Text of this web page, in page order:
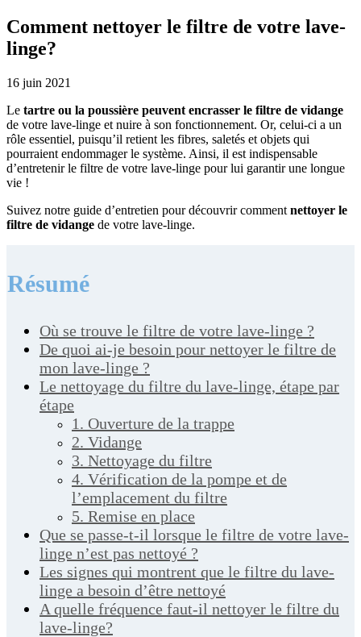
Comment nettoyer le filtre de votre lave-
linge?
16 juin 2021
Le tartre ou la poussière peuvent encrasser le filtre de vidange
de votre lave-linge et nuire à son fonctionnement. Or, celui-ci a un
rôle essentiel, puisqu’il retient les fibres, saletés et objets qui
pourraient endommager le système. Ainsi, il est indispensable
d’entretenir le filtre de votre lave-linge pour lui garantir une longue
vie !
Suivez notre guide d’entretien pour découvrir comment nettoyer le
filtre de vidange de votre lave-linge.
Résumé
Où se trouve le filtre de votre lave-linge ?
De quoi ai-je besoin pour nettoyer le filtre de
mon lave-linge ?
Le nettoyage du filtre du lave-linge, étape par
étape
1. Ouverture de la trappe
2. Vidange
3. Nettoyage du filtre
4. Vérification de la pompe et de
l’emplacement du filtre
5. Remise en place
Que se passe-t-il lorsque le filtre de votre lave-
linge n’est pas nettoyé ?
Les signes qui montrent que le filtre du lave-
linge a besoin d’être nettoyé
A quelle fréquence faut-il nettoyer le filtre du
lave-linge?